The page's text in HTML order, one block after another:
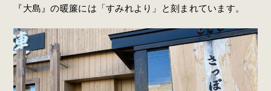
『大島』の暖簾には「すみれより」と刻まれています。